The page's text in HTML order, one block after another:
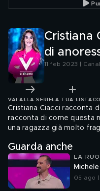
Cristiana
di
11 feb 2023 |
VAI ALLA SERIE LA TUA LISTA
Cristiana Ciacci racconta
racconta di come questa
una ragazza già molto
Guarda anche
LA
05 ago |